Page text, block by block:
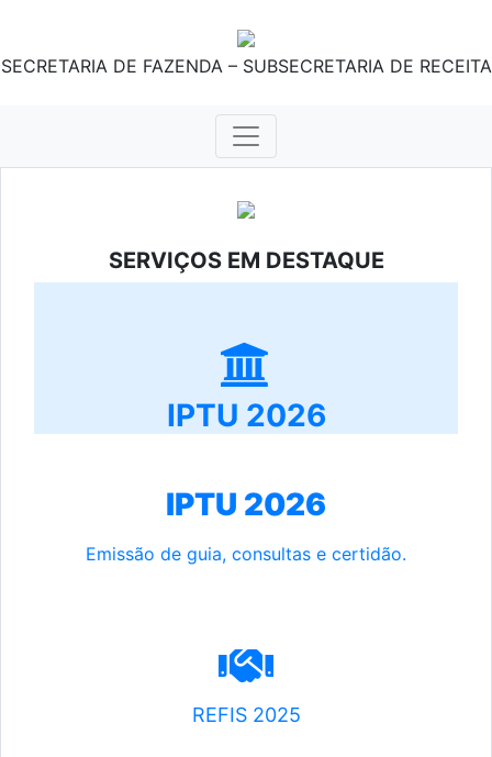
SECRETARIA DE FAZENDA – SUBSECRETARIA DE RECEITA
SERVIÇOS EM DESTAQUE
IPTU 2026
IPTU 2026
Emissão de guia, consultas e certidão.
REFIS 2025